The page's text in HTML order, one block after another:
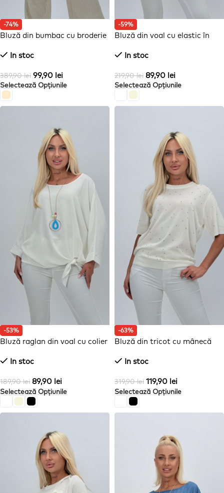
-74%
Bluză din bumbac cu broderie
In stoc
389,90lei 99,90 lei
Selectează Opțiunile
-59%
Bluză din voal cu elastic în
In stoc
219,90lei 89,90 lei
Selectează Opțiunile
-53%
Bluză raglan din voal cu colier
In stoc
189,90lei 89,90 lei
Selectează Opțiunile
-63%
Bluză din tricot cu mânecă
In stoc
319,90lei 119,90 lei
Selectează Opțiunile